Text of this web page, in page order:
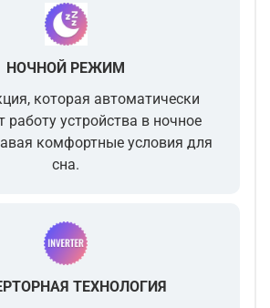
НОЧНОЙ РЕЖИМ
которая автоматически
работу устройства в ночное
комфортные условия для
сна.
ТЕХНОЛОГИЯ